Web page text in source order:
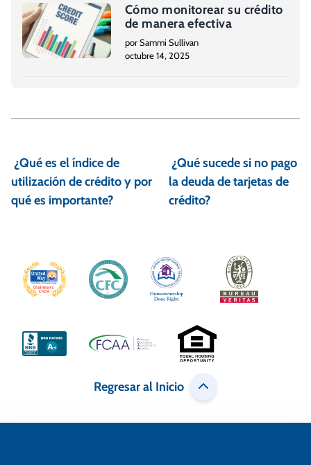
Cómo monitorear su crédito
de manera efectiva
por Sammi Sullivan
octubre 14, 2025
a
v
e
e
¿Qué es el índice de
utilización de crédito y por
qué es importante?
¿Qué sucede si no pago
la deuda de tarjetas de
crédito?
Regresar al Inicio